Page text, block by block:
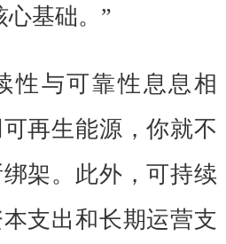
心基础。”
性与可靠性息息相
再生能源，你就不
架。此外，可持续
支出和长期运营支